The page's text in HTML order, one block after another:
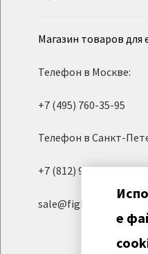
Магазин товаров для
Телефон в Москве:
+7 (495) 760-35-95
Телефон в Санкт-
+7 (812) 945-06-95
sale@fight-evolution.ru
е